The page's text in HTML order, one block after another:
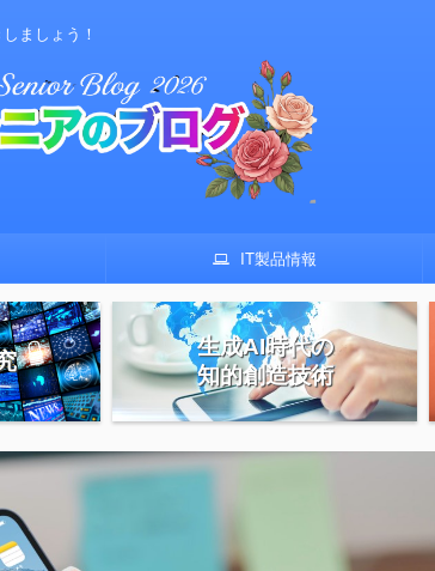
ましょう！
IT製品情報
生成AI時代の
知的創造技術